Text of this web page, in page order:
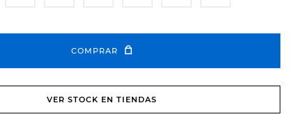
COMPRAR
VER STOCK EN TIENDAS